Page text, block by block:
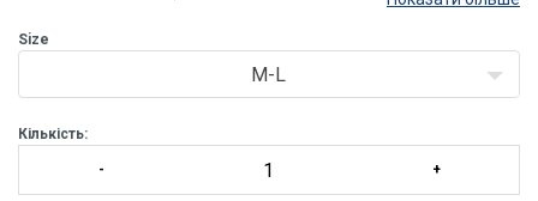
з автоматичними пряжками для легкого регулювання.
4 петлі для інструментів і 1 /p>
Size
M-L
Кількість: